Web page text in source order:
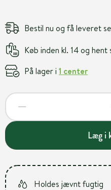
Bestil nu og få leveret
Køb inden kl. 14 og hent
På lager i 1 center
Læg i
Holdes jævnt fugtig